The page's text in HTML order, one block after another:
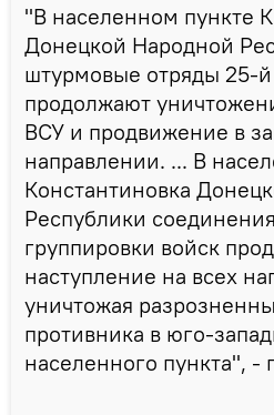
"В населенном пункте
Донецкой Народной
штурмовые отряды 25-
продолжают
ВСУ и продвижение в
направлении. ... В
Константиновка
Республики
группировки войск
наступление на всех
уничтожая
противника в юго-
населенного пункта", -